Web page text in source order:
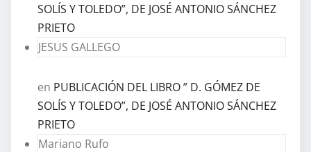
SOLÍS Y TOLEDO”, DE JOSÉ ANTONIO SÁNCHEZ
PRIETO
JESUS GALLEGO
en PUBLICACIÓN DEL LIBRO ” D. GÓMEZ DE
SOLÍS Y TOLEDO”, DE JOSÉ ANTONIO SÁNCHEZ
PRIETO
Mariano Rufo